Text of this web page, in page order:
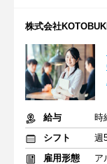
株式会社
給与
時
シフト
週
雇用形態
ア